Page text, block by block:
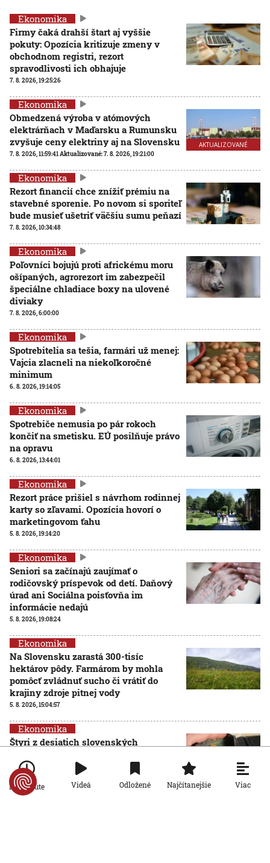
Ekonomika
Firmy čaká drahší štart aj vyššie
pokuty: Opozícia kritizuje zmeny v
obchodnom registri, rezort
spravodlivosti ich obhajuje
7. 8. 2026, 19:25:26
AKTUALIZOVANÉ
Ekonomika
Obmedzená výroba v atómových
elektrárňach v Maďarsku a Rumunsku
zvyšuje ceny elektriny aj na Slovensku
7. 8. 2026, 11:59:41Aktualizované:7. 8. 2026, 19:21:00
Ekonomika
Rezort financií chce znížiť prémiu na
stavebné sporenie. Po novom si sporiteľ
bude musieť ušetriť väčšiu sumu peňazí
7. 8. 2026, 10:34:48
Ekonomika
Poľovníci bojujú proti africkému moru
ošípaných, agrorezort im zabezpečil
špeciálne chladiace boxy na ulovené
diviaky
7. 8. 2026, 6:00:00
Ekonomika
Spotrebitelia sa tešia, farmári už menej:
Vajcia zlacneli na niekoľkoročné
minimum
6. 8. 2026, 19:14:05
Ekonomika
Spotrebiče nemusia po pár rokoch
končiť na smetisku. EÚ posilňuje právo
na opravu
6. 8. 2026, 13:44:01
Ekonomika
Rezort práce prišiel s návrhom rodinnej
karty so zľavami. Opozícia hovorí o
marketingovom ťahu
5. 8. 2026, 19:14:20
Ekonomika
Seniori sa začínajú zaujímať o
rodičovský príspevok od detí. Daňový
úrad ani Sociálna poisťovňa im
informácie nedajú
5. 8. 2026, 19:08:24
Ekonomika
Na Slovensku zarastá 300-tisíc
hektárov pôdy. Farmárom by mohla
pomôcť zvládnuť sucho či vrátiť do
krajiny zdroje pitnej vody
5. 8. 2026, 15:04:57
Ekonomika
Štyri z desiatich slovenských
rezervu, vyplýva z prieskumu
5. 8. 2026, 6:00:00
Po minúte Videá Odložené Najčítanejšie Viac